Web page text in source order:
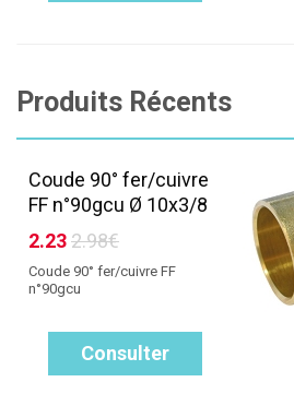
Produits Récents
Coude 90° fer/cuivre
FF n°90gcu Ø 10x3/8
2.232.98€
Coude 90° fer/cuivre FF
n°90gcu
Consulter